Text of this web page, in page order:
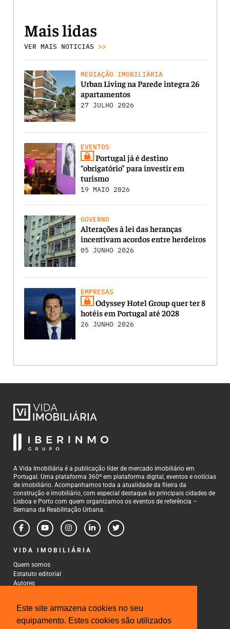
Este site armazena cookies no seu
equipamento. Estes cookies são utilizados
Mais lidas
VER MAIS NOTICIAS >>
MEDIAÇÃO IMOBILIÁRIA
Urban Living na Parede integra 26
apartamentos
27 JULHO 2026
EVENTOS
Portugal já é destino
“obrigatório” para investir em
turismo
19 MAIO 2026
GOVERNO
Alterações à lei das heranças
incentivam acordos entre herdeiros
05 JUNHO 2026
EMPRESAS
Odyssey Hotel Group quer ter 8
hotéis em Portugal até 2028
26 JUNHO 2026
A Vida Imobiliária é a publicação líder de mercado imobiliário em
Portugal. Uma plataforma 360º em plataforma digital, eventos e notícias
de imobiliário. Acompanhamos toda a atualidade da fileira da
construção e imobiliário, com especial destaque às principais cidades de
Lisboa e Porto com quem organizamos os eventos de referência –
Semana da Reabilitação Urbana.
VIDA IMOBILIÁRIA
Quem somos
Estatuto editorial
Autores
CONTACTOS